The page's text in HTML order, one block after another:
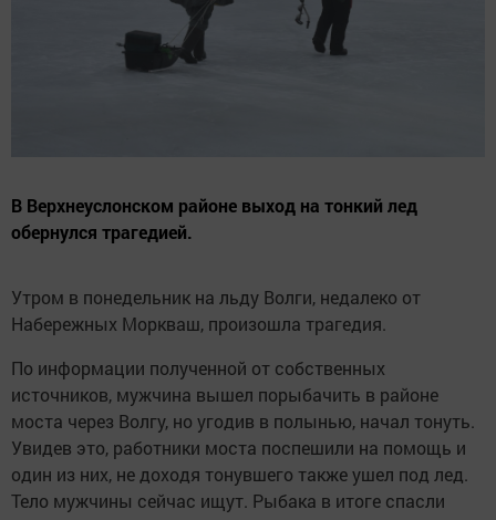
В Верхнеуслонском районе выход на тонкий лед
обернулся трагедией.
Утром в понедельник на льду Волги, недалеко от
Набережных Моркваш, произошла трагедия.
По информации полученной от собственных
источников, мужчина вышел порыбачить в районе
моста через Волгу, но угодив в полынью, начал тонуть.
Увидев это, работники моста поспешили на помощь и
один из них, не доходя тонувшего также ушел под лед.
Тело мужчины сейчас ищут. Рыбака в итоге спасли